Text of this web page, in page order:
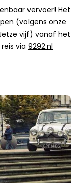
vervoer! Het
(volgens onze
vijf) vanaf het
via 9292.nl